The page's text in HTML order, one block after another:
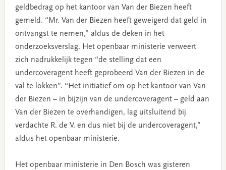
geldbedrag op het kantoor van Van der Biezen heeft
gemeld. “Mr. Van der Biezen heeft geweigerd dat geld in
ontvangst te nemen,” aldus de deken in het
onderzoeksverslag. Het openbaar ministerie verweert
zich nadrukkelijk tegen “de stelling dat een
undercoveragent heeft geprobeerd Van der Biezen in de
val te lokken”. “Het initiatief om op het kantoor van Van
der Biezen – in bijzijn van de undercoveragent – geld aan
Van der Biezen te overhandigen, lag uitsluitend bij
verdachte R. de V. en dus niet bij de undercoveragent,”
aldus het openbaar ministerie.
Het openbaar ministerie in Den Bosch was gisteren